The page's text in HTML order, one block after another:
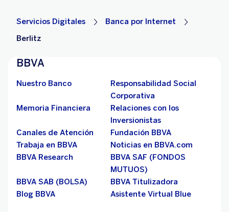
Servicios Digitales
Banca por Internet
Berlitz
BBVA
Nuestro Banco
Responsabilidad Social
Corporativa
Memoria Financiera
Relaciones con los
Inversionistas
Canales de Atención
Fundación BBVA
Trabaja en BBVA
Noticias en BBVA.com
BBVA Research
BBVA SAF (FONDOS
MUTUOS)
BBVA SAB (BOLSA)
BBVA Titulizadora
Blog BBVA
Asistente Virtual Blue